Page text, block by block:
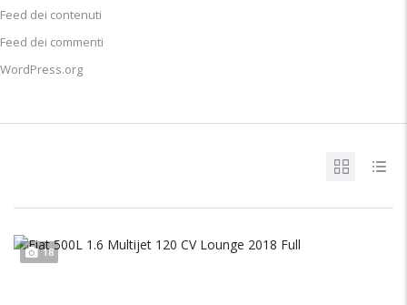
Feed dei contenuti
Feed dei commenti
WordPress.org
18